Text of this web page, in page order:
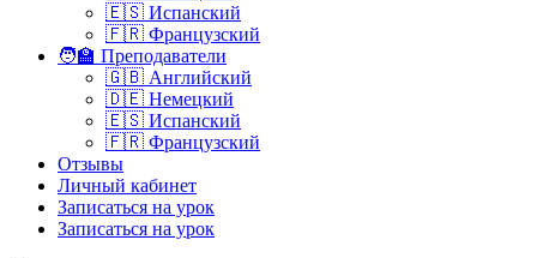
🇪🇸 Испанский
🇫🇷 Французский
🧑‍🏫 Преподаватели
🇬🇧 Английский
🇩🇪 Немецкий
🇪🇸 Испанский
🇫🇷 Французский
Отзывы
Личный кабинет
Записаться на урок
Записаться на урок